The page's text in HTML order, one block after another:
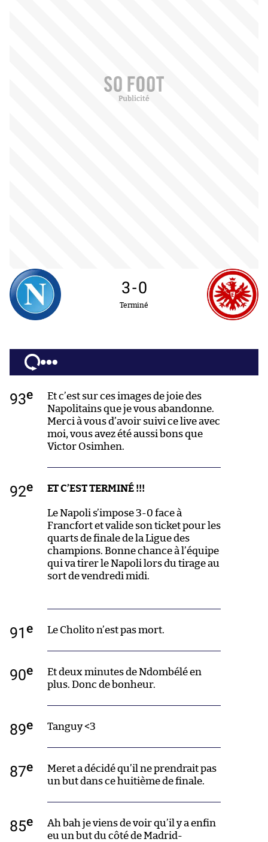
3-0
Terminé
93e
Et c’est sur ces images de joie des
Napolitains que je vous abandonne.
Merci à vous d’avoir suivi ce live avec
moi, vous avez été aussi bons que
Victor Osimhen.
92e ET C’EST TERMINÉ !!!
Le Napoli s’impose 3-0 face à
Francfort et valide son ticket pour les
quarts de finale de la Ligue des
champions. Bonne chance à l’équipe
qui va tirer le Napoli lors du tirage au
sort de vendredi midi.
91 e Le Cholito n’est pas mort.
90e
Et deux minutes de Ndombélé en
plus. Donc de bonheur.
89e Tanguy <3
87e
Meret a décidé qu’il ne prendrait pas
un but dans ce huitième de finale.
85e
Ah bah je viens de voir qu’il y a enfin
eu un but du côté de Madrid-